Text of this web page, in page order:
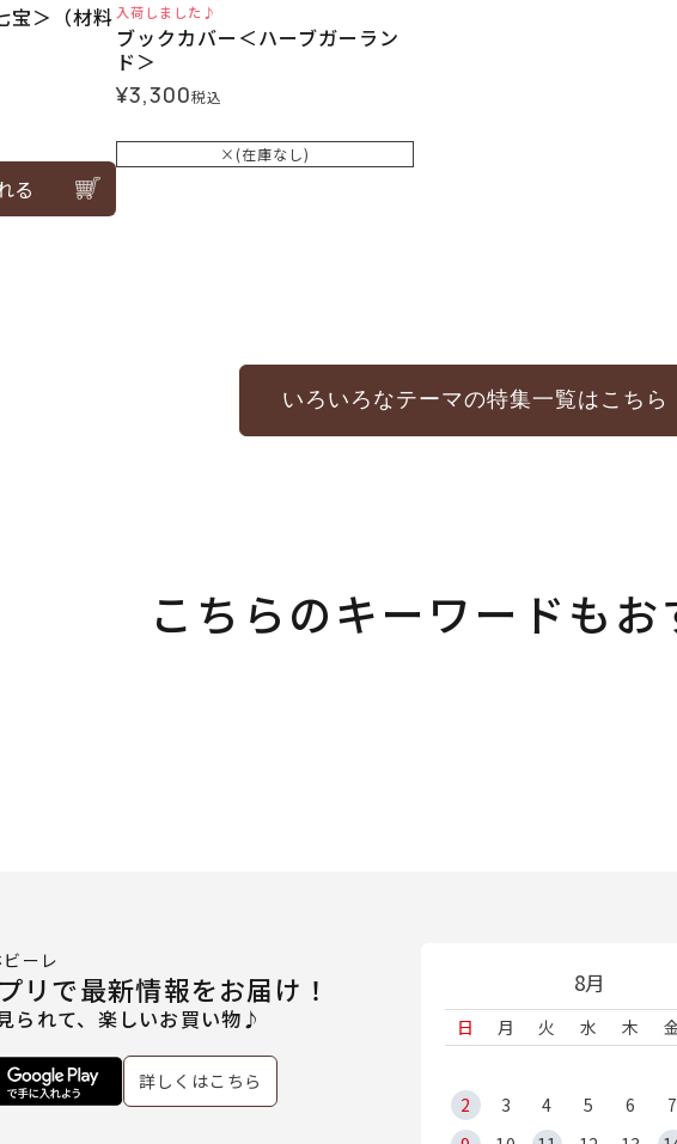
宝＞（材料
る
入荷しました♪
ブックカバー＜ハーブガーラン
ド＞
¥3,300税込
×(在庫なし)
いろいろなテーマの特集一覧はこちら
こちらのキーワードもお
8月
日 月 火 水 木
2
3 4 5 6 7
ーレ
リで最新情報をお届け！
られて、楽しいお買い物♪
詳しくはこちら